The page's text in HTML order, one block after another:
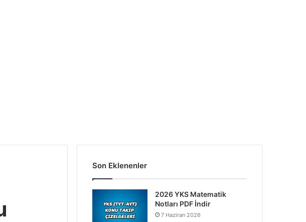
Son Eklenenler
2026 YKS Matematik
Notları PDF İndir
7 Haziran 2026